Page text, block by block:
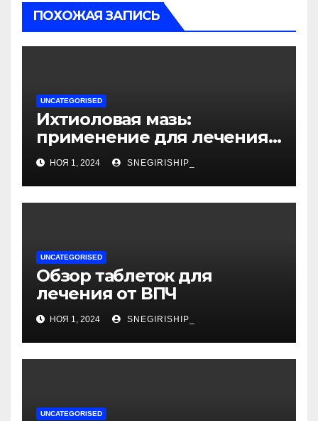
ПОХОЖАЯ ЗАПИСЬ
UNCATEGORISED
Ихтиоловая мазь:
применение для лечения
фурункулов
НОЯ 1, 2024 SNEGIRISHIP_
UNCATEGORISED
Обзор таблеток для
лечения от ВПЧ
НОЯ 1, 2024 SNEGIRISHIP_
UNCATEGORISED